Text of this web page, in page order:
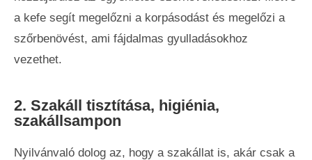
a kefe segít megelőzni a korpásodást és megelőzi a
szőrbenövést, ami fájdalmas gyulladásokhoz
vezethet.
2. Szakáll tisztítása, higiénia,
szakállsampon
Nyilvánvaló dolog az, hogy a szakállat is, akár csak a